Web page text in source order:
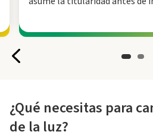
¿Qué necesitas para
de la luz?